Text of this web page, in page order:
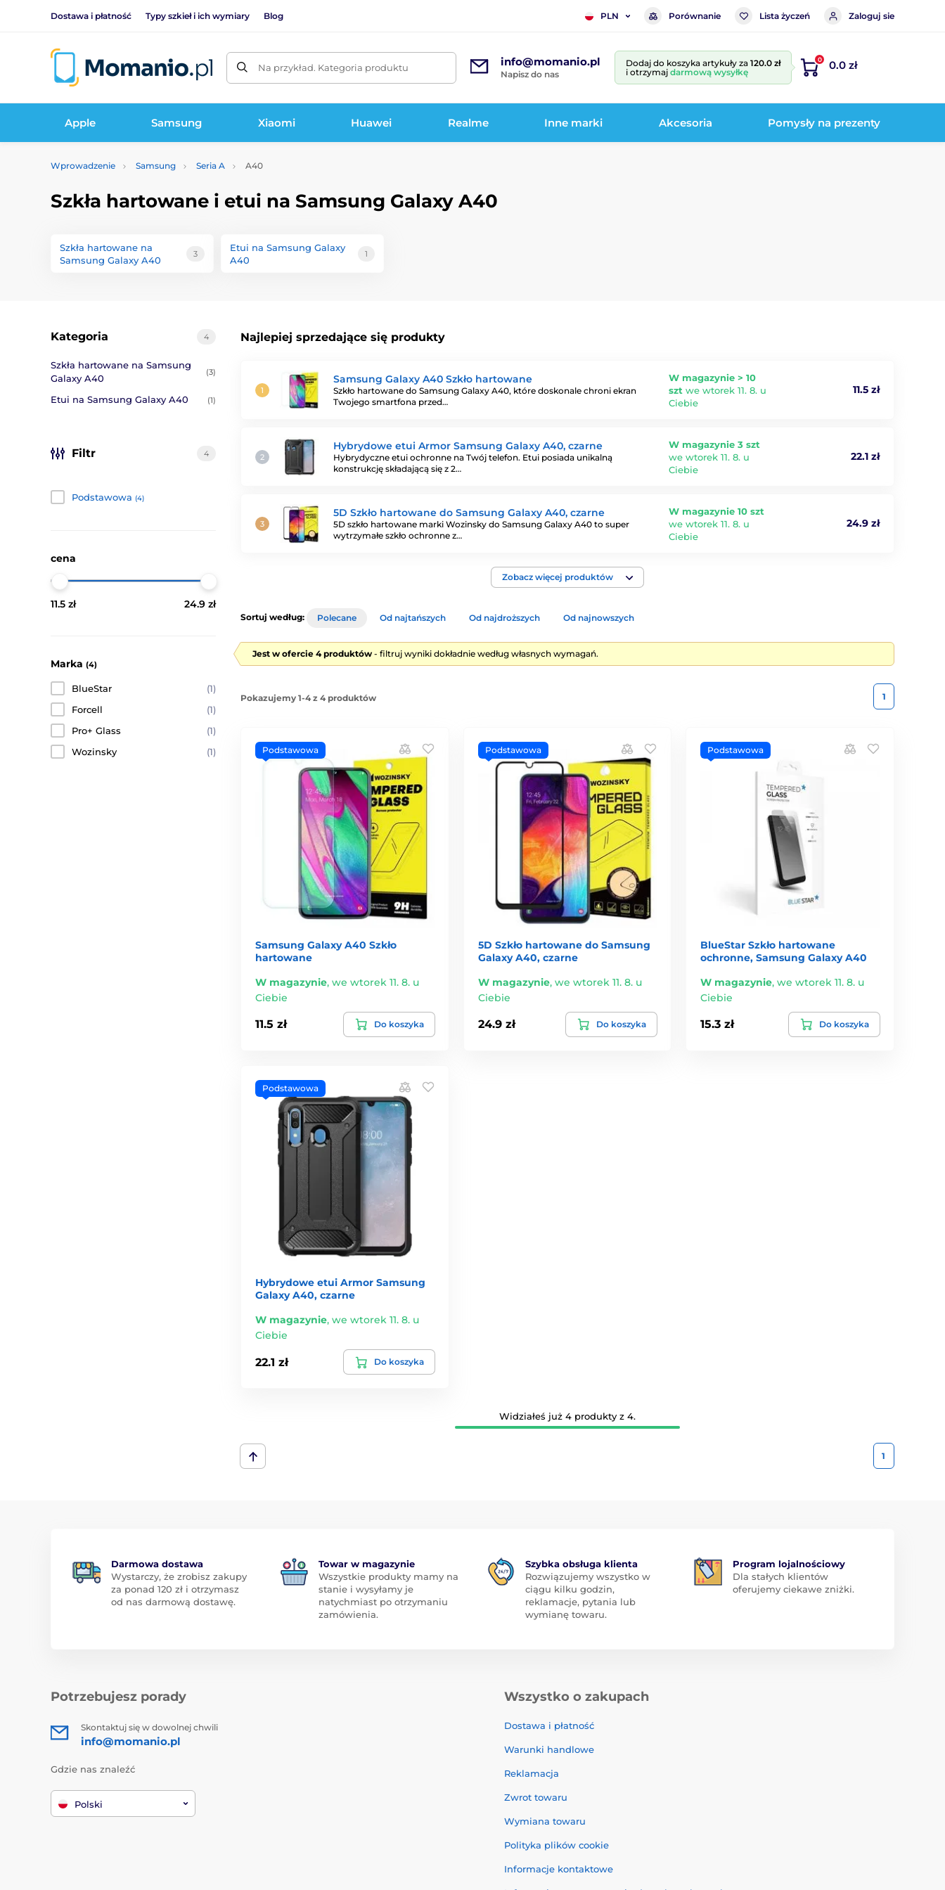
Dostawa i płatność Typy szkieł i ich wymiary Blog PLN Porównanie Lista życzeń Zaloguj sie
Na przykład. Kategoria produktu info@momanio.pl
Napisz do nas
Dodaj do koszyka artykuły za 120.0 zł
i otrzymaj darmową wysyłkę
0 0.0 zł
Apple Samsung Xiaomi Huawei Realme Inne marki Akcesoria Pomysły na prezenty
Wprowadzenie Samsung Seria A A40
Szkła hartowane i etui na Samsung Galaxy A40
Szkła hartowane na
Samsung Galaxy A40
3
Etui na Samsung Galaxy
A40
1
Najlepiej sprzedające się produkty
Samsung Galaxy A40 Szkło hartowane
Szkło hartowane do Samsung Galaxy A40, które doskonale chroni ekran
Twojego smartfona przed…
W magazynie > 10
szt we wtorek 11. 8. u
Ciebie
11.5 zł
Hybrydowe etui Armor Samsung Galaxy A40, czarne
Hybrydyczne etui ochronne na Twój telefon. Etui posiada unikalną
konstrukcję składającą się z 2…
W magazynie 3 szt
we wtorek 11. 8. u
Ciebie
22.1 zł
5D Szkło hartowane do Samsung Galaxy A40, czarne
5D szkło hartowane marki Wozinsky do Samsung Galaxy A40 to super
wytrzymałe szkło ochronne z…
W magazynie 10 szt
we wtorek 11. 8. u
Ciebie
24.9 zł
Zobacz więcej produktów
4
Kategoria
Szkła hartowane na Samsung
Galaxy A40
(3)
Etui na Samsung Galaxy A40 (1)
Filtr 4
Podstawowa (4)
cena
11.5 zł 24.9 zł
Marka (4)
BlueStar
(1)
Forcell
(1)
Pro+ Glass
(1)
Wozinsky
(1)
Sortuj według: Polecane Od najtańszych Od najdroższych Od najnowszych
Jest w ofercie 4 produktów - filtruj wyniki dokładnie według własnych wymagań.
Pokazujemy 1-4 z 4 produktów 1
Podstawowa
Samsung Galaxy A40 Szkło
hartowane
W magazynie, we wtorek 11. 8. u
Ciebie
11.5 zł Do koszyka
Podstawowa
5D Szkło hartowane do Samsung
Galaxy A40, czarne
W magazynie, we wtorek 11. 8. u
Ciebie
24.9 zł Do koszyka
Podstawowa
BlueStar Szkło hartowane
ochronne, Samsung Galaxy A40
W magazynie,we wtorek 11. 8. u
Ciebie
15.3 zł Do koszyka
Podstawowa
Hybrydowe etui Armor Samsung
Galaxy A40, czarne
W magazynie, we wtorek 11. 8. u
Ciebie
22.1 zł Do koszyka
Widziałeś już 4 produkty z 4.
1
Darmowa dostawa
Wystarczy, że zrobisz zakupy
za ponad 120 zł i otrzymasz
od nas darmową dostawę.
Towar w magazynie
Wszystkie produkty mamy na
stanie i wysyłamy je
natychmiast po otrzymaniu
zamówienia.
Szybka obsługa klienta
Rozwiązujemy wszystko w
ciągu kilku godzin,
reklamacje, pytania lub
wymianę towaru.
Program lojalnościowy
Dla stałych klientów
oferujemy ciekawe zniżki.
Potrzebujesz porady
Skontaktuj się w dowolnej chwili
info@momanio.pl
Gdzie nas znaleźć
Polski
Wszystko o zakupach
Dostawa i płatność
Warunki handlowe
Reklamacja
Zwrot towaru
Wymiana towaru
Polityka plików cookie
Informacje kontaktowe